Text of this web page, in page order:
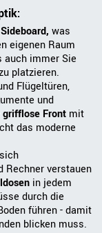
was
eigenen Raum
auch immer Sie
platzieren.
Flügeltüren,
und
grifflose Front mit
das moderne
Rechner verstauen
in jedem
durch die
führen - damit
blicken muss.